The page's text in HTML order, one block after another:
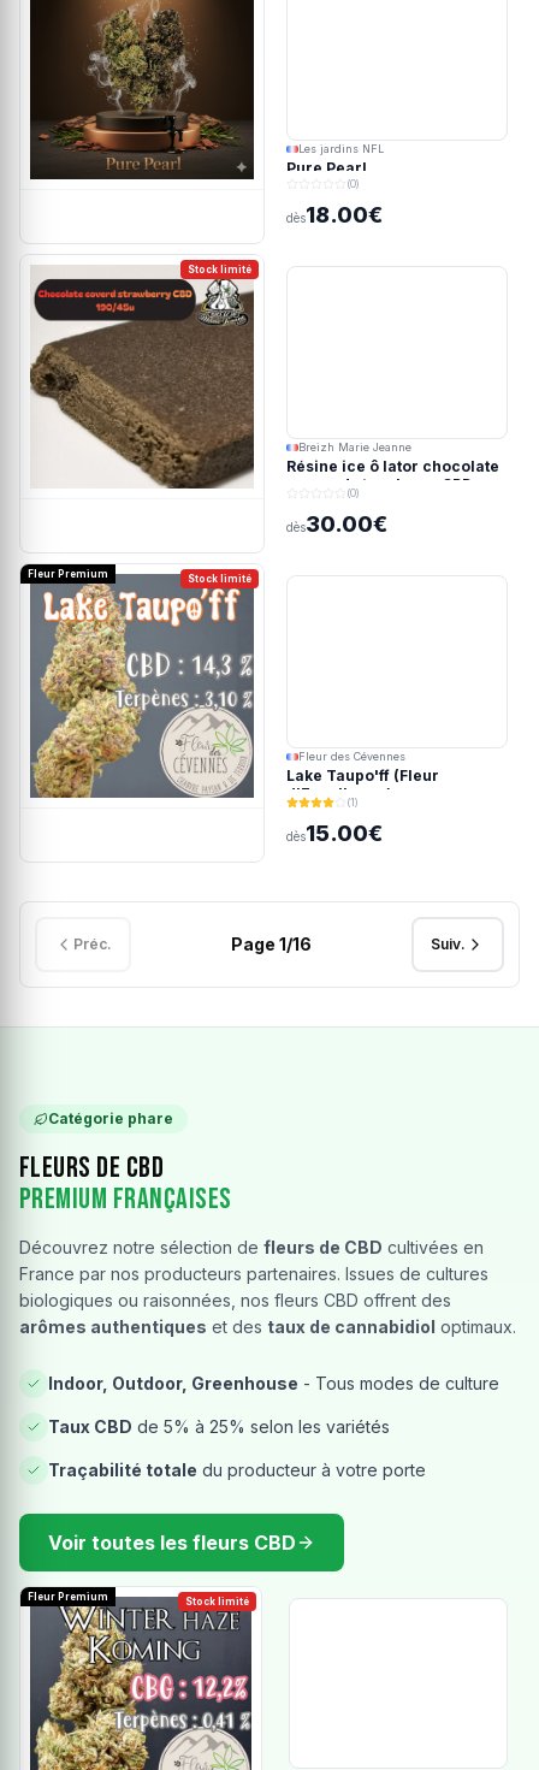
Les jardins NFL
Pure Pearl
(0)
dès18.00€
Stock limité
Breizh Marie Jeanne
Résine ice ô lator chocolate
covered strawberry CBD
(0)
dès30.00€
Stock limité
Fleur Premium
Fleur des Cévennes
Lake Taupo'ff (Fleur
d'Excellence)
(1)
dès15.00€
Préc. Page 1/16 Suiv.
Catégorie phare
Fleurs de CBD
Premium Françaises
Découvrez notre sélection de fleurs de CBD cultivées en
France par nos producteurs partenaires. Issues de cultures
biologiques ou raisonnées, nos fleurs CBD offrent des
arômes authentiques et des taux de cannabidiol optimaux.
Indoor, Outdoor, Greenhouse - Tous modes de culture
Taux CBD de 5% à 25% selon les variétés
Traçabilité totale du producteur à votre porte
Voir toutes les fleurs CBD
Stock limité
Fleur Premium